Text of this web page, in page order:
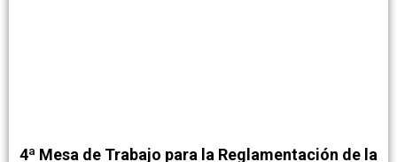
4ª Mesa de Trabajo para la Reglamentación de la